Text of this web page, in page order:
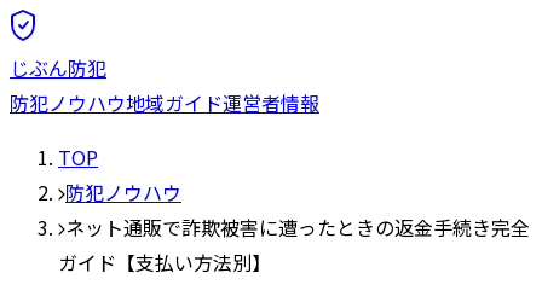
じぶん防犯
防犯ノウハウ地域ガイド運営者情報
TOP
防犯ノウハウ
ネット通販で詐欺被害に遭ったときの返金手続き完全
ガイド【支払い方法別】